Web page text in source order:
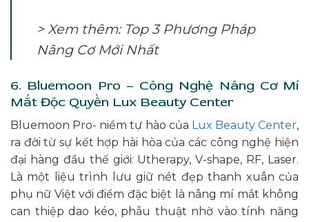
> Xem thêm: Top 3 Phương Pháp
Nâng Cơ Mới Nhất
6. Bluemoon Pro – Công Nghệ Nâng Cơ Mí
Mắt Độc Quyền Lux Beauty Center
Bluemoon Pro- niềm tự hào của Lux Beauty Center,
ra đời từ sự kết hợp hài hòa của các công nghệ hiện
đại hàng đầu thế giới: Utherapy, V-shape, RF, Laser.
Là một liệu trình lưu giữ nét đẹp thanh xuân của
phụ nữ Việt với điểm đặc biệt là nâng mí mắt không
can thiệp dao kéo, phẫu thuật nhờ vào tính năng